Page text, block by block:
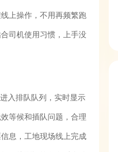
上操作，不用再频繁跑
司机使用习惯，上手没
入排队队列，实时显示
等候和插队问题，合理
息，工地现场线上完成